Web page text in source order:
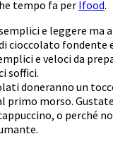
tempo fa perIfood.
e leggere ma
di cioccolato
e veloci da
soffici.
doneranno un
primo morso.
o perché